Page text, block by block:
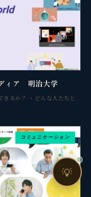
ィア 明治大学
るか？ ・どんな人たちと
コミュニケーション
💡
お問い合わせ